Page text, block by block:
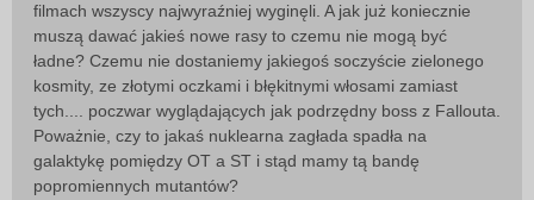
filmach wszyscy najwyraźniej wyginęli. A jak już koniecznie
muszą dawać jakieś nowe rasy to czemu nie mogą być
ładne? Czemu nie dostaniemy jakiegoś soczyście zielonego
kosmity, ze złotymi oczkami i błękitnymi włosami zamiast
tych.... poczwar wyglądających jak podrzędny boss z Fallouta.
Poważnie, czy to jakaś nuklearna zagłada spadła na
galaktykę pomiędzy OT a ST i stąd mamy tą bandę
popromiennych mutantów?